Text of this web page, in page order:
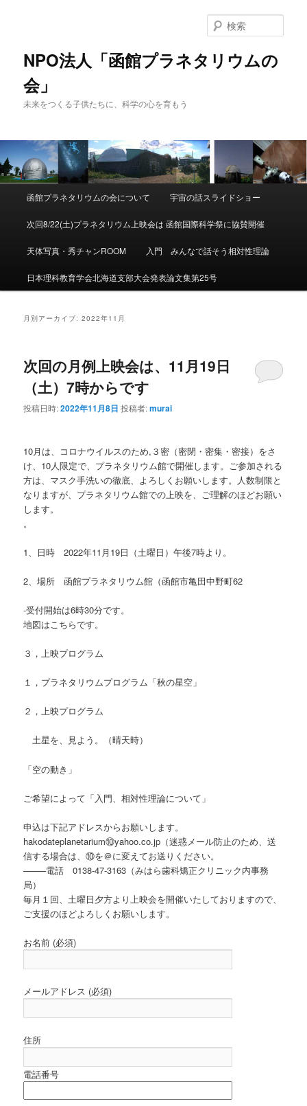
NPO法人「函館プラネタリウムの
会」
未来をつくる子供たちに、科学の心を育もう
索
メ
イ
ン
コ
ン
ン
ツ
移
動
サ
ブ
コ
ン
テ
ツ
へ
動
函館プラネタリウムの会について 宇宙の話スライドショー
次回8/22(土)プラネタリウム上映会は 函館国際科学祭に協賛開催
天体写真・秀チャンROOM 入門 みんなで話そう相対性理論
日本理科教育学会北海道支部大会発表論文集第25号
月別アーカイブ:2022年11月
次回の月例上映会は、11月19日
（土）7時からです
投稿日時:2022年11月8日 投稿者:murai
10月は、コロナウイルスのため,３密（密閉・密集・密接）をさ
け、10人限定で、プラネタリウム館で開催します。ご参加される
方は、マスク手洗いの徹底、よろしくお願いします。人数制限と
なりますが、プラネタリウム館での上映を、ご理解のほどお願い
します。
。
1、日時 2022年11月19日（土曜日）午後7時より。
2、場所 函館プラネタリウム館（函館市亀田中野町62
-受付開始は6時30分です。
地図はこちらです。
３，上映プログラム
１，プラネタリウムプログラム「秋の星空」
２，上映プログラム
土星を、見よう。（晴天時）
「空の動き」
ご希望によって「入門、相対性理論について」
申込は下記アドレスからお願いします。
hakodateplanetarium⑩yahoo.co.jp（迷惑メール防止のため、送
信する場合は、⑩を＠に変えてお送りください。
——–電話 0138-47-3163（みはら歯科矯正クリニック内事務
局）
毎月１回、土曜日夕方より上映会を開催いたしておりますので、
ご支援のほどよろしくお願いします。
お名前 (必須)
メールアドレス (必須)
住所
電話番号